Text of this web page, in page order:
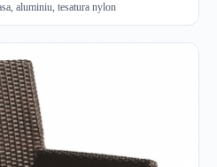
aluminiu, tesatura nylon